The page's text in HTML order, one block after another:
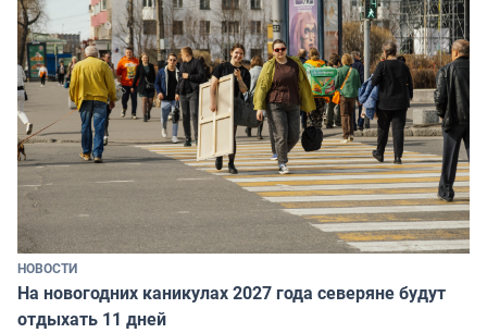
НОВОСТИ
На новогодних каникулах 2027 года северяне будут
отдыхать 11 дней